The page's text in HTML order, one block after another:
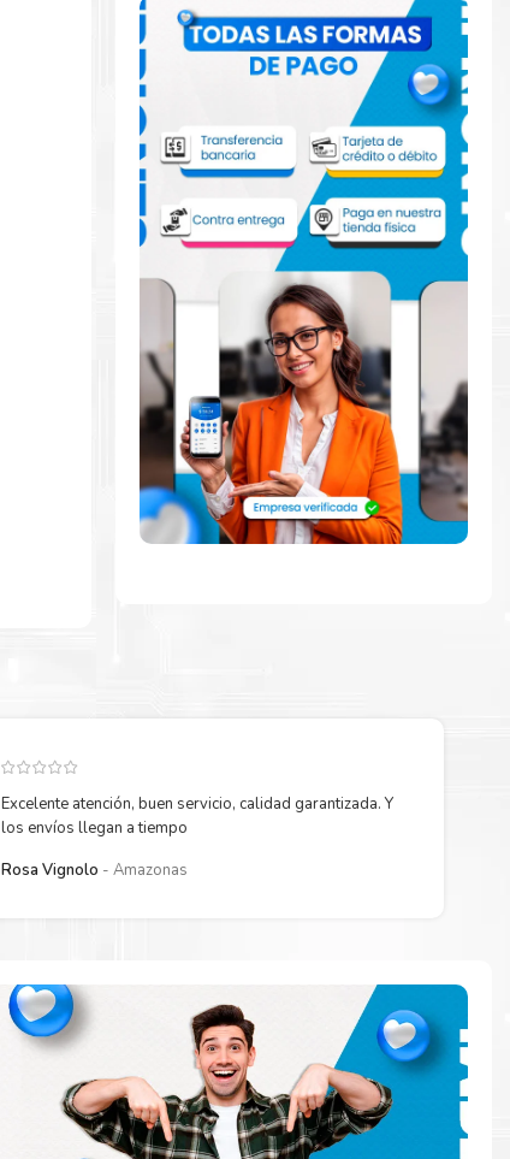
Excelente atención, buen servicio, calidad garantizada. Y
los envíos llegan a tiempo
Rosa Vignolo
Amazonas